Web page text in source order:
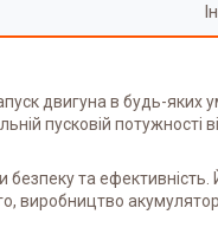
двигуна в будь-
пусковій потужності
та ефективність.
виробництво